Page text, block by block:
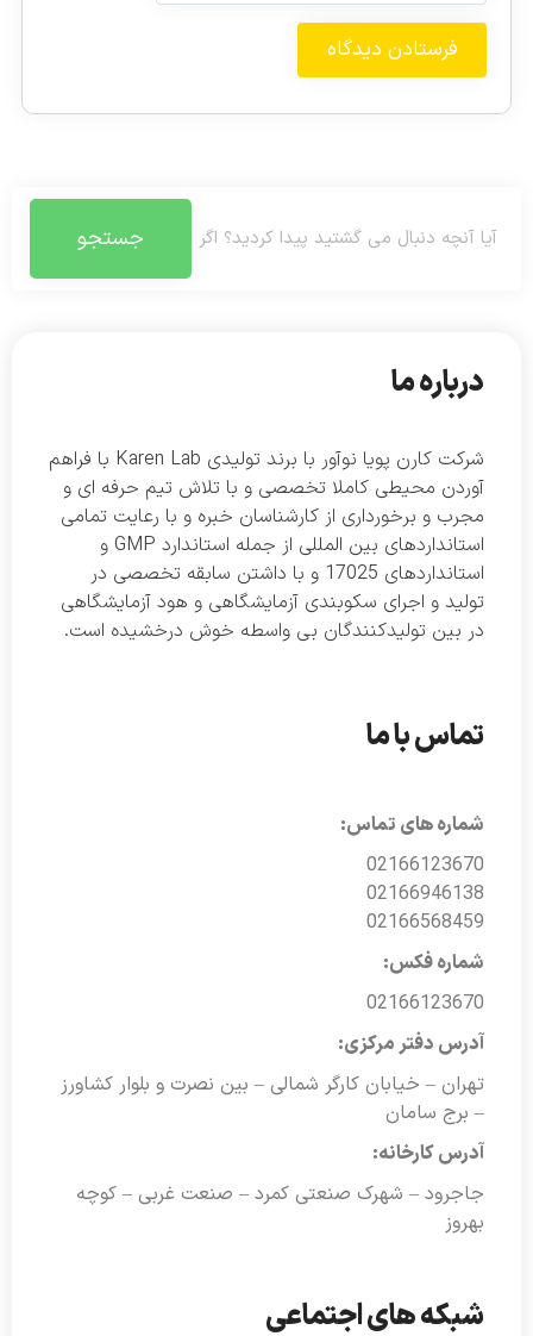
جستجو
شبکه های اجتماعی
تماس با ما
شماره های تماس:
02166123670
02166946138
02166568459
شماره فکس:
02166123670
آدرس دفتر مرکزی:
تهران – خیابان کارگر شمالی – بین نصرت و بلوار کشاورز
– برج سامان
آدرس کارخانه:
جاجرود – شهرک صنعتی کمرد – صنعت غربی – کوچه
بهروز
درباره ما
شرکت کارن پویا نوآور با برند تولیدی Karen Lab با فراهم
آوردن محیطی کاملا تخصصی و با تلاش تیم حرفه ای و
مجرب و برخورداری از کارشناسان خبره و با رعایت تمامی
استانداردهای بین المللی از جمله استاندارد GMP و
استانداردهای 17025 و با داشتن سابقه تخصصی در
تولید و اجرای سکوبندی آزمایشگاهی و هود آزمایشگاهی
در بین تولیدکنندگان بی واسطه خوش درخشیده است.